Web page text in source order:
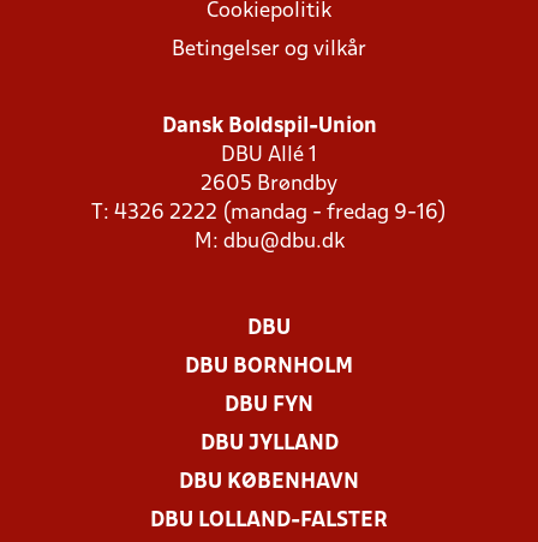
Cookiepolitik
Betingelser og vilkår
Dansk Boldspil-Union
DBU Allé 1
2605 Brøndby
T: 4326 2222 (mandag - fredag 9-16)
M: dbu@dbu.dk
DBU
DBU BORNHOLM
DBU FYN
DBU JYLLAND
DBU KØBENHAVN
DBU LOLLAND-FALSTER